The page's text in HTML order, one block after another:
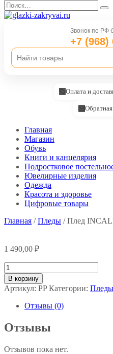
Перейти
к
содержанию
Search
for:
Звонок по РФ
+7 (968)
Оплата и
Обратная
Главная
Магазин
Обувь
Книги и канцелярия
Подростковое
Ювелирные изделия
Одежда
Красота и здоровье
Цифровые товары
Главная /Пледы / Плед
1 490,00 ₽
Количество
товара
Плед
INCALPACA
В корзину
Артикул: PP Категории: Пледы
Отзывы (0)
Отзывы
Отзывов пока нет.